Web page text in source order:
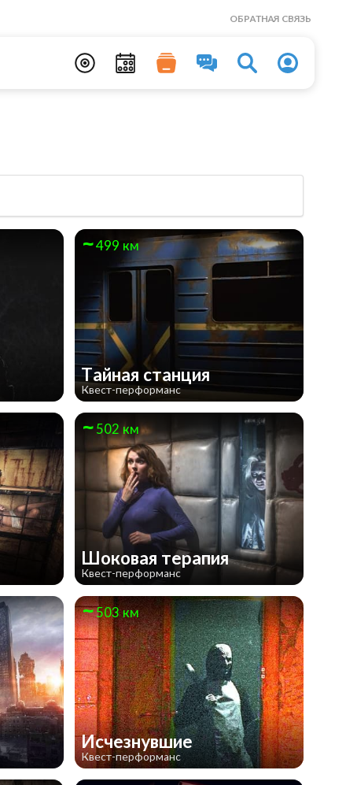
ОБРАТНАЯ СВЯЗЬ
499 км
Тайная станция
Квест-перформанс
502 км
Шоковая терапия
Квест-перформанс
503 км
Исчезнувшие
Квест-перформанс